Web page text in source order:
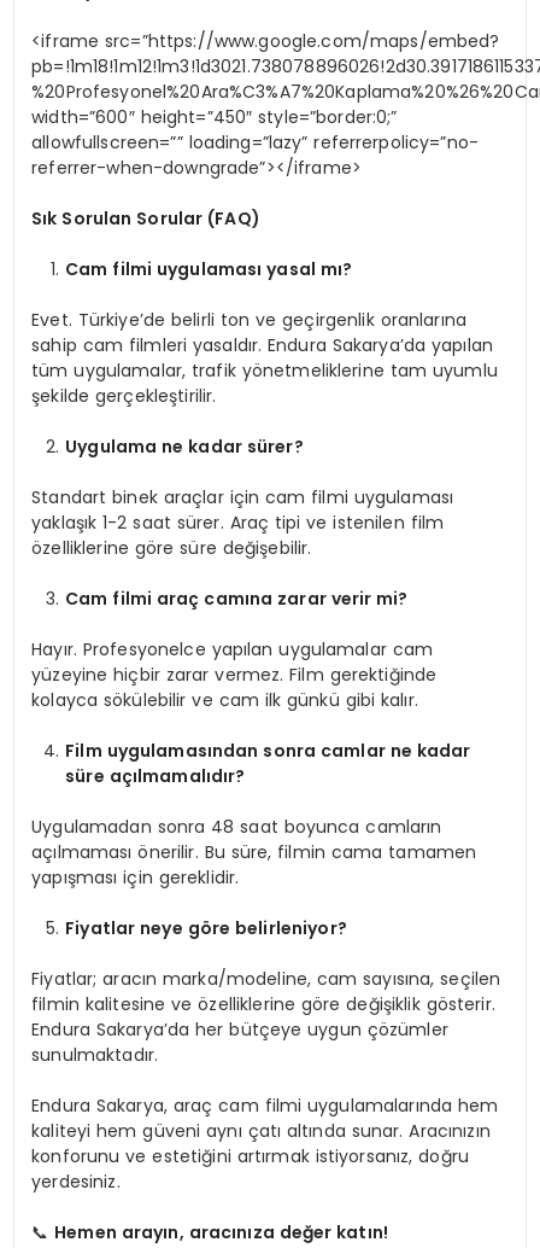
<iframe src=”https://www.google.com/maps/embed?
width=”600″ height=”450″ style=”border:0;”
allowfullscreen=”” loading=”lazy” referrerpolicy=”no-
referrer-when-downgrade”></iframe>
Sık Sorulan Sorular (FAQ)
Cam filmi uygulaması yasal mı?
Evet. Türkiye’de belirli ton ve geçirgenlik oranlarına
sahip cam filmleri yasaldır. Endura Sakarya’da yapılan
tüm uygulamalar, trafik yönetmeliklerine tam uyumlu
şekilde gerçekleştirilir.
Uygulama ne kadar sürer?
Standart binek araçlar için cam filmi uygulaması
yaklaşık 1-2 saat sürer. Araç tipi ve istenilen film
özelliklerine göre süre değişebilir.
Cam filmi araç camına zarar verir mi?
Hayır. Profesyonelce yapılan uygulamalar cam
yüzeyine hiçbir zarar vermez. Film gerektiğinde
kolayca sökülebilir ve cam ilk günkü gibi kalır.
Film uygulamasından sonra camlar ne kadar
süre açılmamalıdır?
Uygulamadan sonra 48 saat boyunca camların
açılmaması önerilir. Bu süre, filmin cama tamamen
yapışması için gereklidir.
Fiyatlar neye göre belirleniyor?
Fiyatlar; aracın marka/modeline, cam sayısına, seçilen
filmin kalitesine ve özelliklerine göre değişiklik gösterir.
Endura Sakarya’da her bütçeye uygun çözümler
sunulmaktadır.
Endura Sakarya, araç cam filmi uygulamalarında hem
kaliteyi hem güveni aynı çatı altında sunar. Aracınızın
konforunu ve estetiğini artırmak istiyorsanız, doğru
yerdesiniz.
📞 Hemen arayın, aracınıza değer katın!